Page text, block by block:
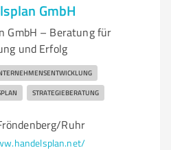
GmbH
GmbH – Beratung für
und Erfolg
STRATEGIEBERATUNG
Ruhr